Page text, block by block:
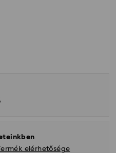
elérhetősége